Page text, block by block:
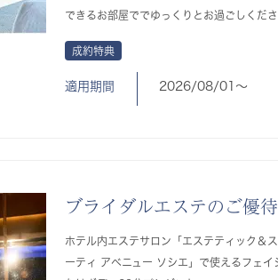
できるお部屋ででゆっくりとお過ごしくださ
成約特典
適用期間 2026/08/01〜
ブライダルエステのご優待
ホテル内エステサロン「エステティック＆
ーティ アベニュー ソシエ」で使えるフェイ